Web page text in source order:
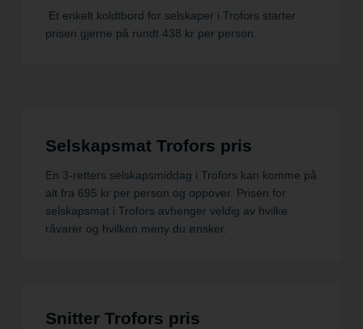
Et enkelt koldtbord for selskaper i Trofors starter
prisen gjerne på rundt 438 kr per person.
Selskapsmat Trofors pris
En 3-retters selskapsmiddag i Trofors kan komme på
alt fra 695 kr per person og oppover. Prisen for
selskapsmat i Trofors avhenger veldig av hvilke
råvarer og hvilken meny du ønsker.
Snitter Trofors pris